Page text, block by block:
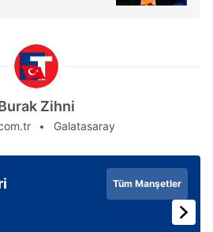
.
Zihni
Galatasaray
Tüm Manşetler